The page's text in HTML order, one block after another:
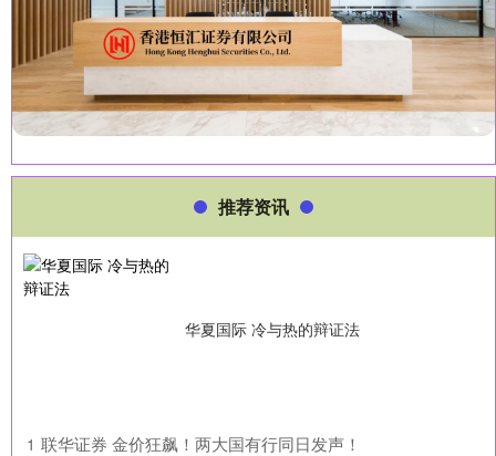
推荐资讯
华夏国际 冷与热的辩证法
1 ​联华证券 金价狂飙！两大国有行同日发声！